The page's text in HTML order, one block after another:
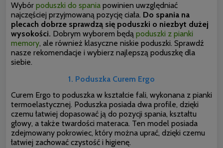
Wybór poduszki do spania powinien uwzględniać
najczęściej przyjmowaną pozycję ciała. Do spania na
plecach dobrze sprawdzą się poduszki o niezbyt dużej
wysokości. Dobrym wyborem będą poduszki z pianki
memory, ale również klasyczne niskie poduszki. Sprawdź
nasze rekomendacje i wybierz najlepszą poduszkę dla
siebie.
1. Poduszka Curem Ergo
Curem Ergo to poduszka w kształcie fali, wykonana z pianki
termoelastycznej. Poduszka posiada dwa profile, dzięki
czemu łatwiej dopasować ją do pozycji spania, kształtu
głowy, a także twardości materaca. Ten model posiada
zdejmowany pokrowiec, który można uprać, dzięki czemu
łatwiej zachować czystość i higienę.